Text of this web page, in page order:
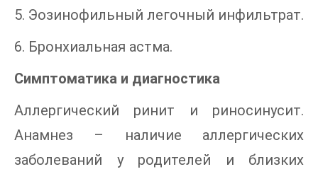
5. Эозинофильный легочный инфильтрат.
6. Бронхиальная астма.
Симптоматика и диагностика
Аллергический ринит и риносинусит.
Анамнез – наличие аллергических
заболеваний у родителей и близких